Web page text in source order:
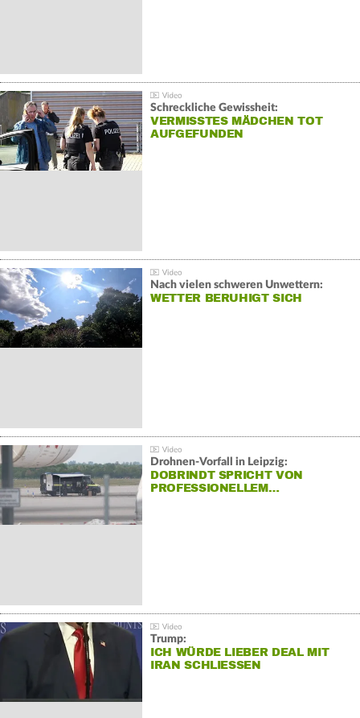
Schreckliche Gewissheit:
VERMISSTES MÄDCHEN TOT
AUFGEFUNDEN
Nach vielen schweren Unwettern:
WETTER BERUHIGT SICH
Drohnen-Vorfall in Leipzig:
DOBRINDT SPRICHT VON
PROFESSIONELLEM…
Trump:
ICH WÜRDE LIEBER DEAL MIT
IRAN SCHLIESSEN